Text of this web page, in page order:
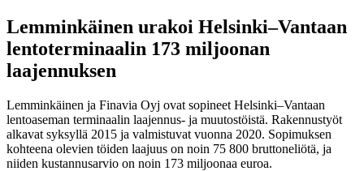
Lemminkäinen urakoi Helsinki–Vantaan
lentoterminaalin 173 miljoonan
laajennuksen
Lemminkäinen ja Finavia Oyj ovat sopineet Helsinki–Vantaan
lentoaseman terminaalin laajennus- ja muutostöistä. Rakennustyöt
alkavat syksyllä 2015 ja valmistuvat vuonna 2020. Sopimuksen
kohteena olevien töiden laajuus on noin 75 800 bruttoneliötä, ja
niiden kustannusarvio on noin 173 miljoonaa euroa.